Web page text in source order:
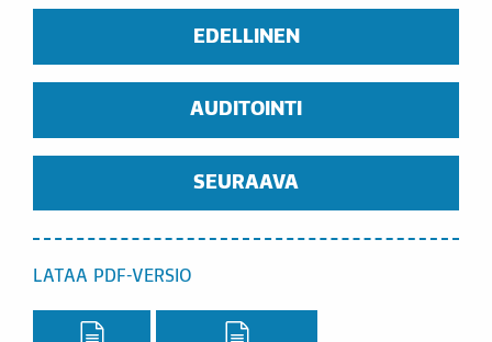
EDELLINEN
AUDITOINTI
SEURAAVA
LATAA PDF-VERSIO
Lataa PDF-versio,